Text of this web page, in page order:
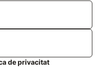
de privacitat